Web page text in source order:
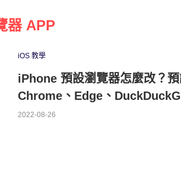
器 APP
iOS 教學
iPhone 預設瀏覽器怎麼改？
Chrome、Edge、
2022-08-26